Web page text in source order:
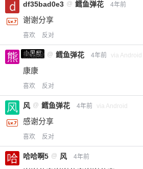
df35bad0e3 @ 鳕鱼弹花 4年前
谢谢分享
喜欢 反对
小黑屋
熊出没 @ 鳕鱼弹花 4年前 via Android
康康
喜欢 反对
风 @ 鳕鱼弹花 4年前 via Android
感谢分享
喜欢 反对
哈哈啊5 @ 风 4年前